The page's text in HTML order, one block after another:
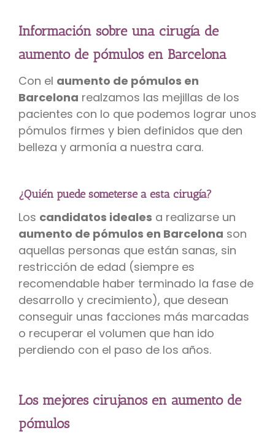
Información sobre una cirugía de
aumento de pómulos en Barcelona
Con el aumento de pómulos en
Barcelona realzamos las mejillas de los
pacientes con lo que podemos lograr unos
pómulos firmes y bien definidos que den
belleza y armonía a nuestra cara.
¿Quién puede someterse a esta cirugía?
Los candidatos ideales a realizarse un
aumento de pómulos en Barcelona son
aquellas personas que están sanas, sin
restricción de edad (siempre es
recomendable haber terminado la fase de
desarrollo y crecimiento), que desean
conseguir unas facciones más marcadas
o recuperar el volumen que han ido
perdiendo con el paso de los años.
Los mejores cirujanos en aumento de
pómulos